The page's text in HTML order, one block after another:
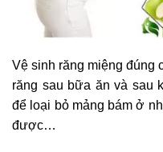
Vệ sinh răng miệng đúng
răng sau bữa ăn và sau
để loại bỏ mảng bám ở
được…